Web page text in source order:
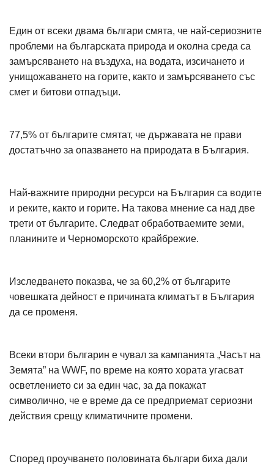
Един от всеки двама българи смята, че най-сериозните
проблеми на българската природа и околна среда са
замърсяването на въздуха, на водата, изсичането и
унищожаването на горите, както и замърсяването със
смет и битови отпадъци.
77,5% от българите смятат, че държавата не прави
достатъчно за опазването на природата в България.
Най-важните природни ресурси на България са водите
и реките, както и горите. На такова мнение са над две
трети от българите. Следват обработваемите земи,
планините и Черноморското крайбрежие.
Изследването показва, че за 60,2% от българите
човешката дейност е причината климатът в България
да се променя.
Всеки втори българин е чувал за кампанията „Часът на
Земята” на WWF, по време на която хората угасват
осветлението си за един час, за да покажат
символично, че е време да се предприемат сериозни
действия срещу климатичните промени.
Според проучването половината българи биха дали